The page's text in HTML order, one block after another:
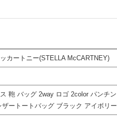
カートニー(STELLA McCARTNEY)
鞄 バッグ 2way ロゴ 2color パンチ
ザートートバッグ ブラック アイボリー